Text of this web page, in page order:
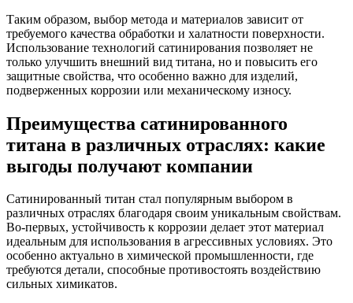
Таким образом, выбор метода и материалов зависит от
требуемого качества обработки и халатности поверхности.
Использование технологий сатинирования позволяет не
только улучшить внешний вид титана, но и повысить его
защитные свойства, что особенно важно для изделий,
подверженных коррозии или механическому износу.
Преимущества сатинированного
титана в различных отраслях: какие
выгоды получают компании
Сатинированный титан стал популярным выбором в
различных отраслях благодаря своим уникальным свойствам.
Во-первых, устойчивость к коррозии делает этот материал
идеальным для использования в агрессивных условиях. Это
особенно актуально в химической промышленности, где
требуются детали, способные противостоять воздействию
сильных химикатов.